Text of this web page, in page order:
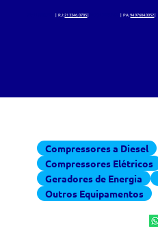
| RJ:21 3346. 0785 | PA:94 97604.0052
Compressores a Diesel
Compressores Elétricos
Geradores de Energia
Outros Equipamentos